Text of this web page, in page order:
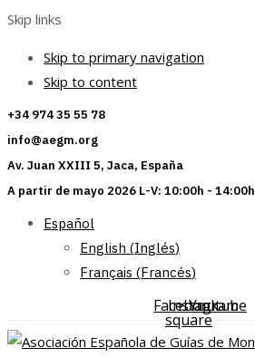
Skip links
Skip to primary navigation
Skip to content
+34 974 35 55 78
info@aegm.org
Av. Juan XXIII 5, Jaca, España
A partir de mayo 2026 L-V: 10:00h - 14:00h
Español
English (Inglés)
Français (Francés)
Facebook-
square
Instagram
Youtube